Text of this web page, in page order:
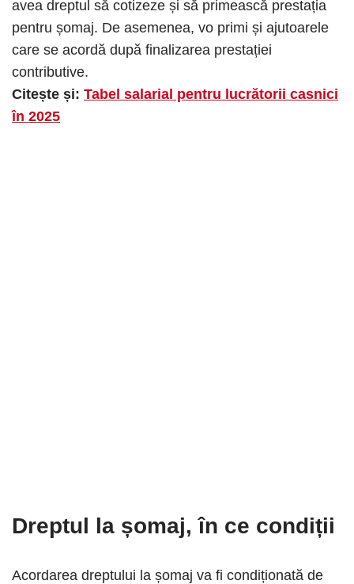
avea dreptul să cotizeze și să primească prestația
pentru șomaj. De asemenea, vo primi și ajutoarele
care se acordă după finalizarea prestației
contributive.
Citește și: Tabel salarial pentru lucrătorii casnici
în 2025
Dreptul la șomaj, în ce condiții
Acordarea dreptului la șomaj va fi condiționată de